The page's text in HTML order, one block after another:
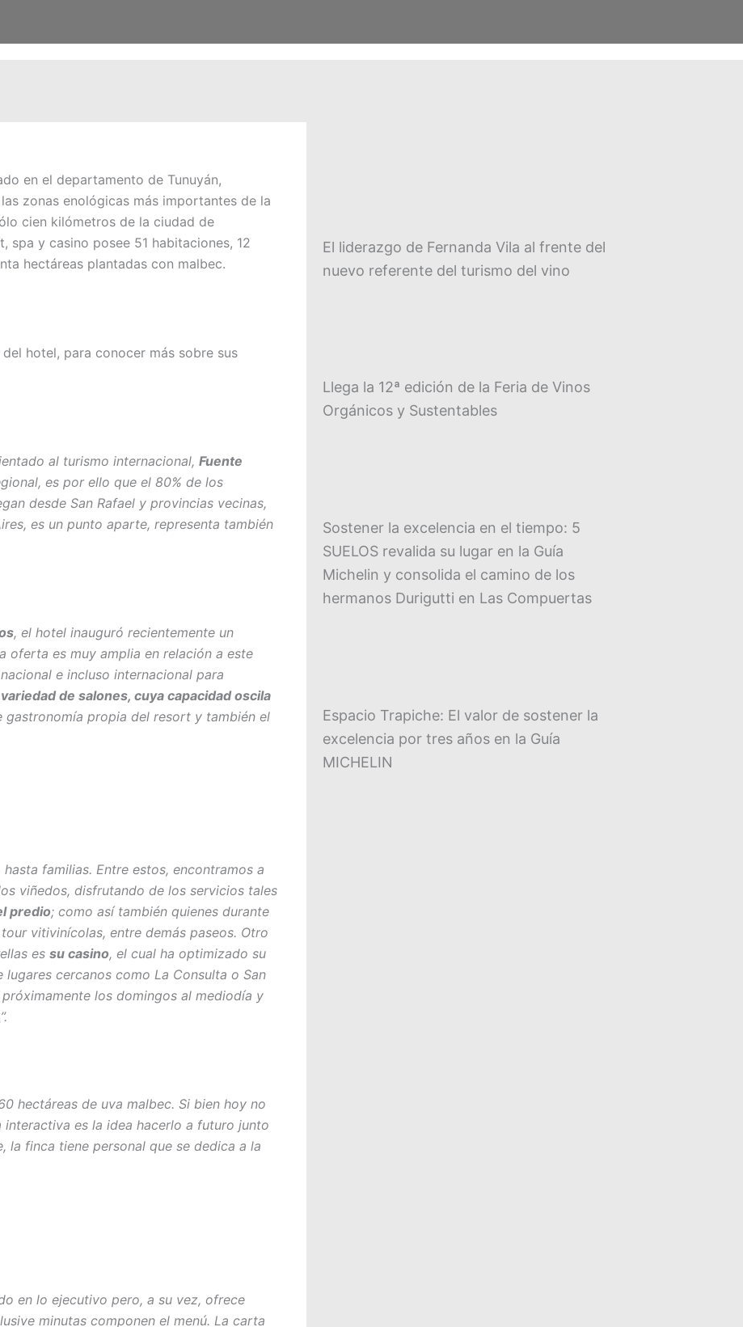
en el departamento de Tunuyán,
las zonas enológicas más importantes de la
cien kilómetros de la ciudad de
spa y casino posee 51 habitaciones, 12
hectáreas plantadas con malbec.
hotel, para conocer más sobre sus
al turismo internacional, Fuente
es por ello que el 80% de los
desde San Rafael y provincias vecinas,
es un punto aparte, representa también
, el hotel inauguró recientemente un
oferta es muy amplia en relación a este
e incluso internacional para
de salones, cuya capacidad oscila
gastronomía propia del resort y también el
familias. Entre estos, encontramos a
viñedos, disfrutando de los servicios tales
predio; como así también quienes durante
vitivinícolas, entre demás paseos. Otro
es su casino, el cual ha optimizado su
cercanos como La Consulta o San
los domingos al mediodía y
hectáreas de uva malbec. Si bien hoy no
es la idea hacerlo a futuro junto
la finca tiene personal que se dedica a la
en lo ejecutivo pero, a su vez, ofrece
minutas componen el menú. La carta
El liderazgo de Fernanda Vila al frente del
nuevo referente del turismo del vino
Llega la 12ª edición de la Feria de Vinos
Orgánicos y Sustentables
Sostener la excelencia en el tiempo: 5
SUELOS revalida su lugar en la Guía
Michelin y consolida el camino de los
hermanos Durigutti en Las Compuertas
Espacio Trapiche: El valor de sostener la
excelencia por tres años en la Guía
MICHELIN